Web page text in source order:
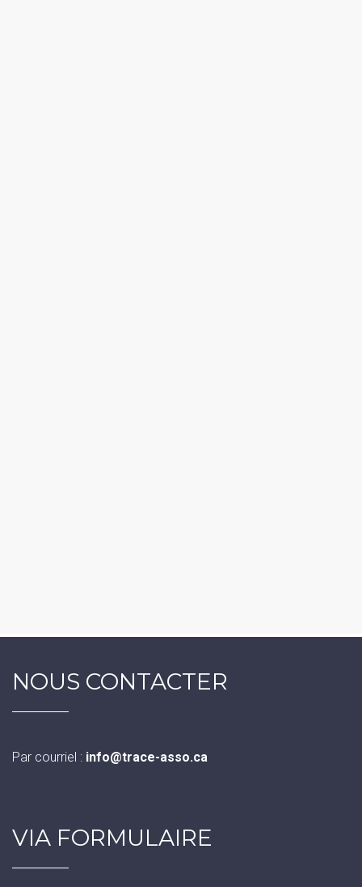
NOUS CONTACTER
Par courriel : info@trace-asso.ca
VIA FORMULAIRE